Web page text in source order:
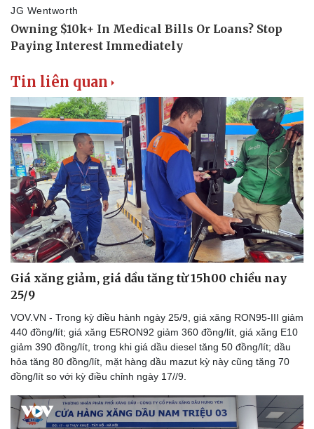
Tin liên quan
Giá xăng giảm, giá dầu tăng từ 15h00 chiều nay
25/9
VOV.VN - Trong kỳ điều hành ngày 25/9, giá xăng RON95-III giảm
440 đồng/lít; giá xăng E5RON92 giảm 360 đồng/lít, giá xăng E10
giảm 390 đồng/lít, trong khi giá dầu diesel tăng 50 đồng/lít; dầu
hỏa tăng 80 đồng/lít, mặt hàng dầu mazut kỳ này cũng tăng 70
đồng/lít so với kỳ điều chỉnh ngày 17//9.